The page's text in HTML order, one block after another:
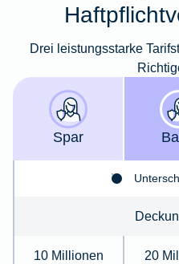
Drei leistungsstarke
Spar
10 Millionen
20